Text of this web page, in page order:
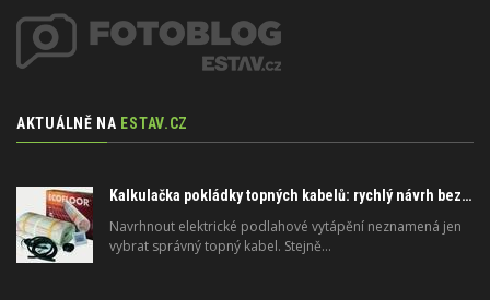
AKTUÁLNĚ NA ESTAV.CZ
Kalkulačka pokládky topných kabelů: rychlý návrh bez složitého počítání
Navrhnout elektrické podlahové vytápění neznamená jen
vybrat správný topný kabel. Stejně…